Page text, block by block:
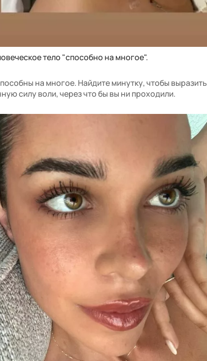
тело "способно на многое".
на многое. Найдите минутку, чтобы выразить
силу воли, через что бы вы ни проходили.